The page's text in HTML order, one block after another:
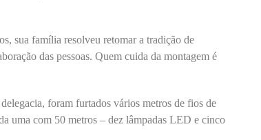
sua família resolveu retomar a tradição de
das pessoas. Quem cuida da montagem é
foram furtados vários metros de fios de
uma com 50 metros – dez lâmpadas LED e cinco